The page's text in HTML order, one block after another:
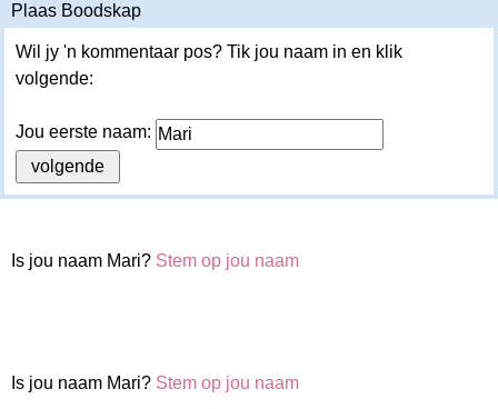
Plaas Boodskap
Wil jy 'n kommentaar pos? Tik jou naam in en klik
volgende:
Jou eerste naam:
Is jou naam Mari? Stem op jou naam
Is jou naam Mari? Stem op jou naam